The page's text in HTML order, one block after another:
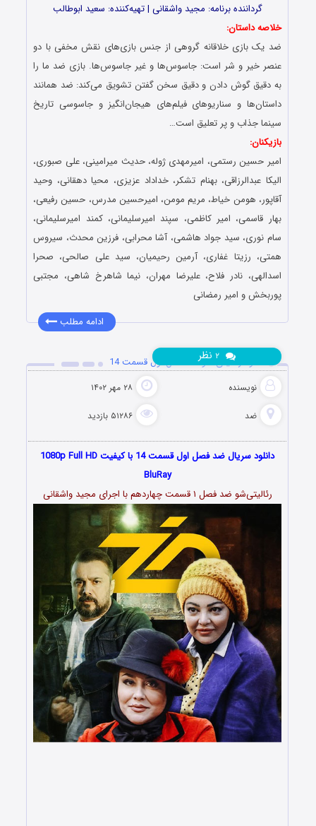
گرداننده برنامه: مجید واشقانی | تهیه‌کننده: سعید ابوطالب
خلاصه داستان:
ضد یک بازی خلاقانه گروهی از جنس بازی‌های نقش مخفی با دو
عنصر خیر و شر است: جاسوس‌ها و غیر جاسوس‌ها. بازی ضد ما را
به دقیق گوش دادن و دقیق سخن گفتن تشویق می‌کند: ضد همانند
داستان‌ها و سناریوهای فیلم‌های هیجان‌انگیز و جاسوسی تاریخ
سینما جذاب و پر تعلیق است…
بازیکنان:
امیر حسین رستمی، امیرمهدی ژوله، حدیث میرامینی، علی صبوری،
الیکا عبدالرزاقی، بهنام تشکر، خداداد عزیزی، محیا دهقانی، وحید
آقاپور، هومن خیاط، مریم مومن، امیرحسین مدرس، حسین رفیعی،
بهار قاسمی، امیر کاظمی، سپند امیرسلیمانی، کمند امیرسلیمانی،
سام نوری، سید جواد هاشمی، آشا محرابی، فرزین محدث، سیروس
همتی، رزیتا غفاری، آرمین رحیمیان، سید علی صالحی، صحرا
اسدالهی، نادر فلاح، علیرضا مهران، نیما شاهرخ شاهی، مجتبی
پوربخش و امیر رمضانی
ادامه مطلب
دانلود رئالیتی شو ضد فصل اول قسمت 14
نویسنده ۲۸ مهر ۱۴۰۲
ضد ۵۱۲۸۶ بازدید
۲ نظر
دانلود سریال ضد فصل اول قسمت 14 با کیفیت 1080p Full HD
BluRay
رئالیتی‌شو ضد فصل ۱ قسمت چهاردهم با اجرای مجید واشقانی